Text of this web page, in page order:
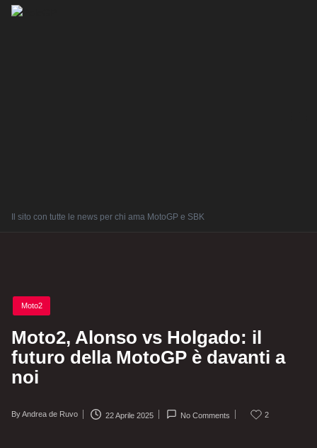
Il sito con tutte le news per chi ama MotoGP e SBK
Posted
in
Moto2
Moto2, Alonso vs Holgado: il
futuro della MotoGP è davanti a
noi
Posted
ByAndrea de Ruvo 22 Aprile 2025 No Comments 2